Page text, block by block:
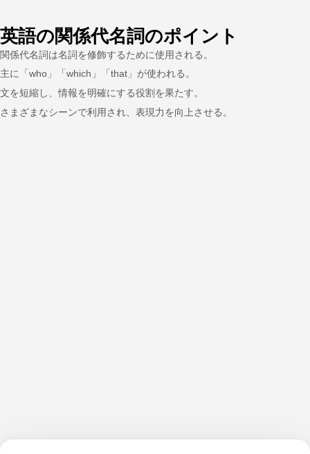
英語の関係代名詞のポイント
関係代名詞は名詞を修飾するために使用される。
主に「who」「which」「that」が使われる。
文を短縮し、情報を明確にする役割を果たす。
さまざまなシーンで利用され、表現力を向上させる。